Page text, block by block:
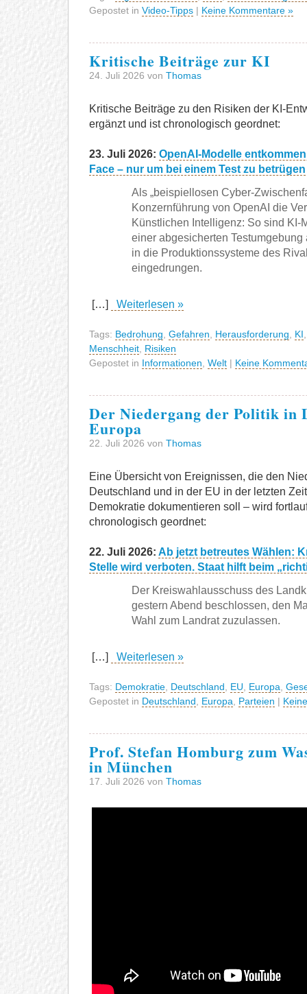
Gepostet in Video-Tipps | Keine Kommentare »
Kritische Beiträge zur KI
24. Juli 2026 von Thomas
Kritische Beiträge zu den Risiken der KI-
ergänzt und ist chronologisch geordnet:
23. Juli 2026: OpenAI-Modelle
Face – nur um bei einem Test zu betrügen
Als „beispiellosen Cyber-
Konzernführung von OpenAI die
Künstlichen Intelligenz: So sind KI-
einer abgesicherten
in die Produktionssysteme des
eingedrungen.
[…] Weiterlesen »
Tags: Bedrohung Gefahren Herausforderung KI
Menschheit Risiken
Gepostet in Informationen Welt | Keine
Der Niedergang der Politik in
Europa
22. Juli 2026 von Thomas
Eine Übersicht von Ereignissen, die den
Deutschland und in der EU in der letzten
Demokratie dokumentieren soll – wird
chronologisch geordnet:
22. Juli 2026: Ab jetzt betreutes Wählen:
Stelle wird verboten. Staat hilft beim
Der Kreiswahlausschuss des
gestern Abend beschlossen, den
Wahl zum Landrat zuzulassen.
[…] Weiterlesen »
Tags: Demokratie Deutschland EU Europa
Gepostet in Deutschland Europa Parteien |
Prof. Stefan Homburg zum
in München
17. Juli 2026 von Thomas